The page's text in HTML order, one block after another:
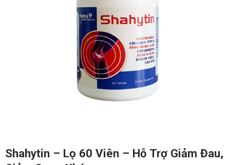
Shahytin – Lọ 60 Viên – Hỗ Trợ Giảm Đau,